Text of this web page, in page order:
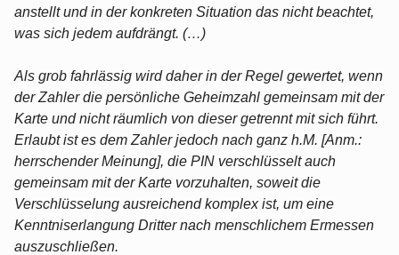
anstellt und in der konkreten Situation das nicht beachtet,
was sich jedem aufdrängt. (…)
Als grob fahrlässig wird daher in der Regel gewertet, wenn
der Zahler die persönliche Geheimzahl gemeinsam mit der
Karte und nicht räumlich von dieser getrennt mit sich führt.
Erlaubt ist es dem Zahler jedoch nach ganz h.M. [Anm.:
herrschender Meinung], die PIN verschlüsselt auch
gemeinsam mit der Karte vorzuhalten, soweit die
Verschlüsselung ausreichend komplex ist, um eine
Kenntniserlangung Dritter nach menschlichem Ermessen
auszuschließen.